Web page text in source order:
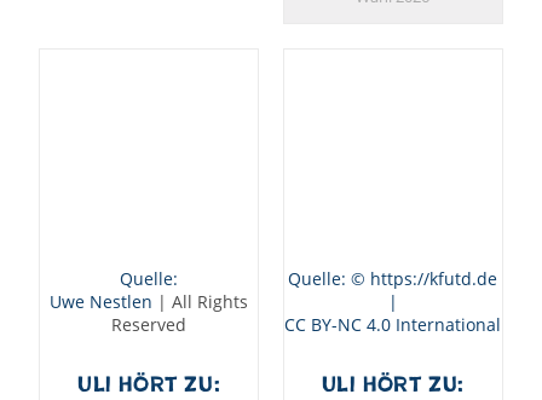
Quelle:
Uwe Nestlen | All Rights
Reserved
Uli hört zu:
Quelle: © https://kfutd.de
|
CC BY-NC 4.0 International
Uli hört zu: